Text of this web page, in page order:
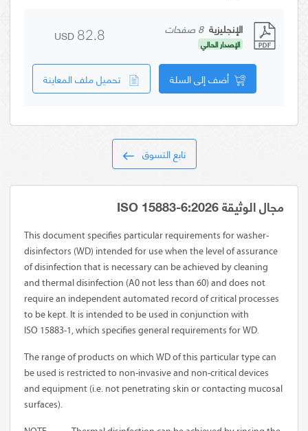
الإنجليزية 8 صفحات
الإصدار الحالي USD 82.8
أضف إلى السلة تحميل ملف المعاينة
تابع التسوق
مجال الوثيقة ISO 15883-6:2026
This document specifies particular requirements for washer-
disinfectors (WD) intended for use when the level of assurance
of disinfection that is necessary can be achieved by cleaning
and thermal disinfection (A0 not less than 60) and does not
require an independent automated record of critical processes
to be kept. It is intended to be used in conjunction with
ISO 15883-1, which specifies general requirements for WD.
The range of products on which WD of this particular type can
be used is restricted to non-invasive and non-critical devices
and equipment (i.e. not penetrating skin or contacting mucosal
surfaces).